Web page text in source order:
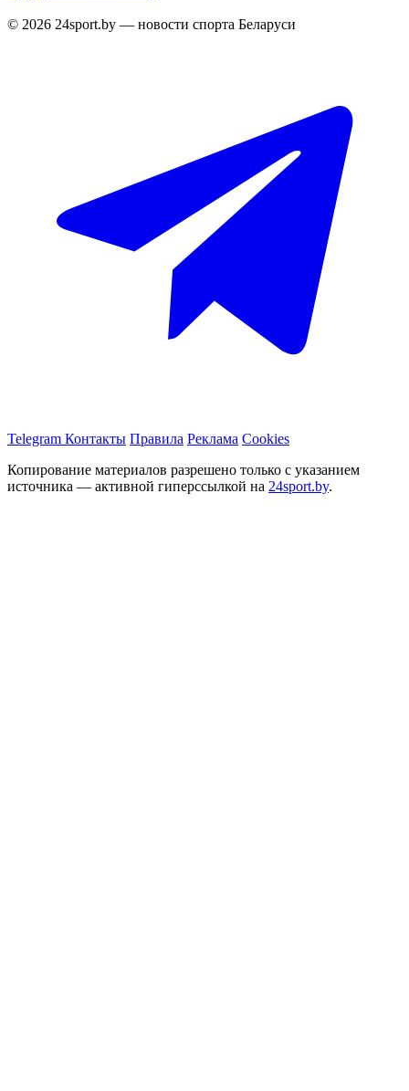
© 2026 24sport.by — новости спорта Беларуси
Telegram Контакты Правила Реклама Cookies
Копирование материалов разрешено только с указанием
источника — активной гиперссылкой на 24sport.by.